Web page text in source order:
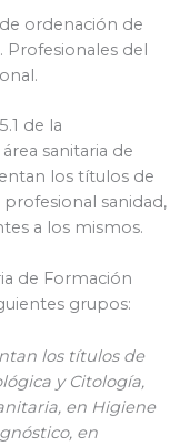
ordenación de
Profesionales del
de la
sanitaria de
los títulos de
sanidad,
a los mismos.
de Formación
grupos:
los títulos de
y Citología,
en Higiene
en